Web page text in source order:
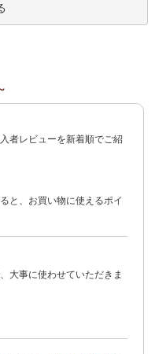
いろ9way仕様！新入
ニッポンの技×アフリカの
革仕立て
～キテンゲ◇ハ
ゲ◇ハイクオリティ◇で
フリカの色』
本革仕立て
『ニッポンの技×アフリカ
者レビューを新着順でご紹
と、お買い物に使えるポイ
大事に使わせていただきま